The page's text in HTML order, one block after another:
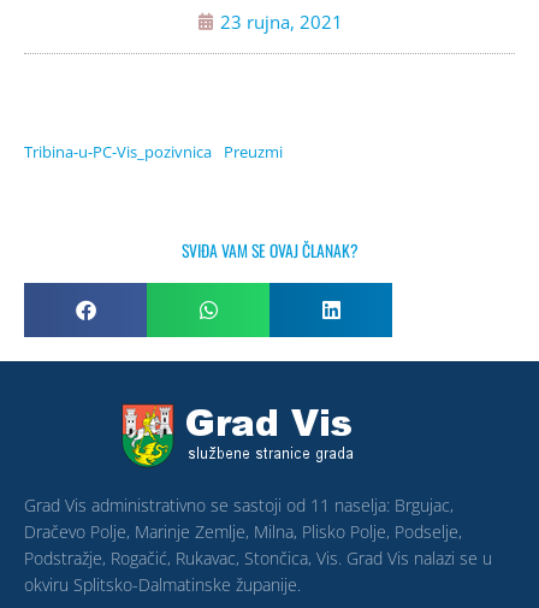
23 rujna, 2021
Tribina-u-PC-Vis_pozivnica Preuzmi
SVIĐA VAM SE OVAJ ČLANAK?
Grad Vis administrativno se sastoji od 11 naselja: Brgujac,
Dračevo Polje, Marinje Zemlje, Milna, Plisko Polje, Podselje,
Podstražje, Rogačić, Rukavac, Stončica, Vis. Grad Vis nalazi se u
okviru Splitsko-Dalmatinske županije.